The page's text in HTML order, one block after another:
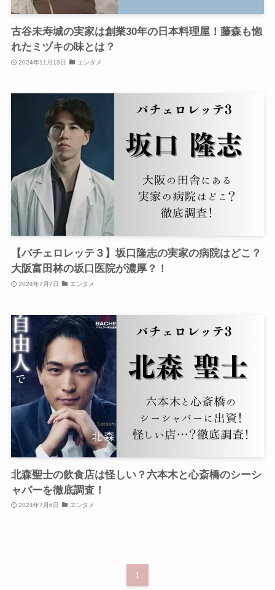
古谷未寿城の実家は創業30年の日本料理屋！藤森も惚
れたミヅキの味とは？
2024年11月13日 エンタメ
【バチェロレッテ３】坂口隆志の実家の病院はどこ？
大阪富田林の坂口医院が濃厚？！
2024年7月7日 エンタメ
北森聖士の飲食店は怪しい？六本木と心斎橋のシーシ
ャバーを徹底調査！
2024年7月6日 エンタメ
1